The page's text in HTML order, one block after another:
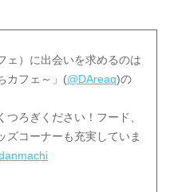
ェ）に出会いを求めるのは
カフェ～」(@DAreaq)の
ろぎください！フード、
ズコーナーも充実していま